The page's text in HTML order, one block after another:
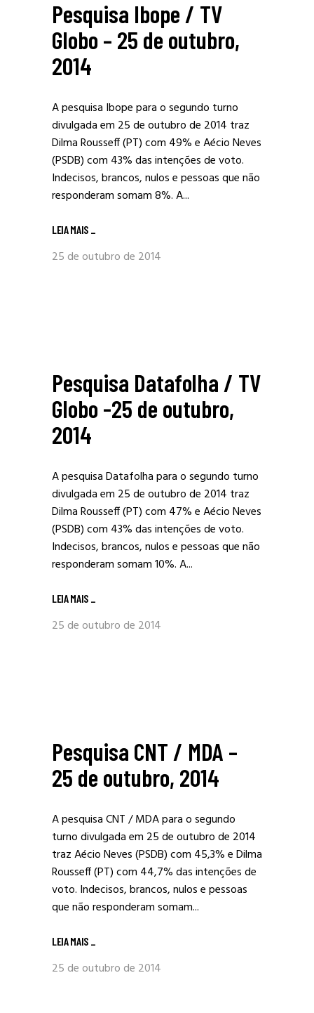
Pesquisa Ibope / TV
Globo – 25 de outubro,
2014
A pesquisa Ibope para o segundo turno
divulgada em 25 de outubro de 2014 traz
Dilma Rousseff (PT) com 49% e Aécio Neves
(PSDB) com 43% das intenções de voto.
Indecisos, brancos, nulos e pessoas que não
responderam somam 8%. A...
LEIA MAIS _
25 de outubro de 2014
Pesquisa Datafolha / TV
Globo -25 de outubro,
2014
A pesquisa Datafolha para o segundo turno
divulgada em 25 de outubro de 2014 traz
Dilma Rousseff (PT) com 47% e Aécio Neves
(PSDB) com 43% das intenções de voto.
Indecisos, brancos, nulos e pessoas que não
responderam somam 10%. A...
LEIA MAIS _
25 de outubro de 2014
Pesquisa CNT / MDA –
25 de outubro, 2014
A pesquisa CNT / MDA para o segundo
turno divulgada em 25 de outubro de 2014
traz Aécio Neves (PSDB) com 45,3% e Dilma
Rousseff (PT) com 44,7% das intenções de
voto. Indecisos, brancos, nulos e pessoas
que não responderam somam...
LEIA MAIS _
25 de outubro de 2014